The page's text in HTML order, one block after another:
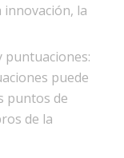
la
puntuaciones:
puede
puntos de
de la